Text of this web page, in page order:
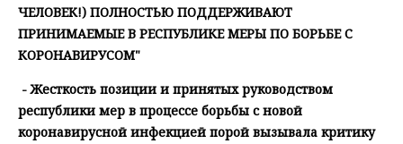
ЧЕЛОВЕК!) ПОЛНОСТЬЮ ПОДДЕРЖИВАЮТ
ПРИНИМАЕМЫЕ В РЕСПУБЛИКЕ МЕРЫ ПО БОРЬБЕ С
КОРОНАВИРУСОМ"
- Жесткость позиции и принятых руководством
республики мер в процессе борьбы с новой
коронавирусной инфекцией порой вызывала критику